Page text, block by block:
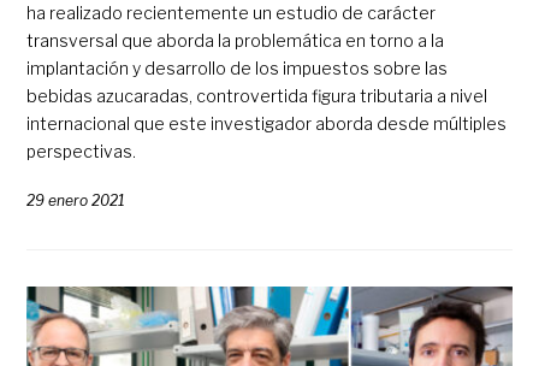
ha realizado recientemente un estudio de carácter
transversal que aborda la problemática en torno a la
implantación y desarrollo de los impuestos sobre las
bebidas azucaradas, controvertida figura tributaria a nivel
internacional que este investigador aborda desde múltiples
perspectivas.
29 enero 2021